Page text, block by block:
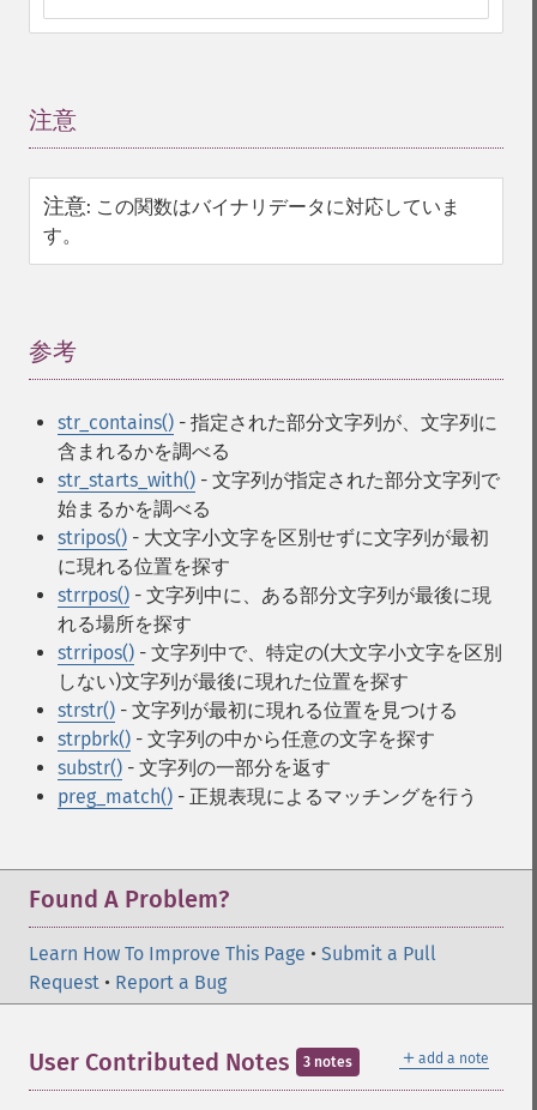
注意
注意: この関数はバイナリデータに対応していま
す。
参考
str_contains() - 指定された部分文字列が、文字列に
含まれるかを調べる
str_starts_with() - 文字列が指定された部分文字列で
始まるかを調べる
stripos() - 大文字小文字を区別せずに文字列が最初
に現れる位置を探す
strrpos() - 文字列中に、ある部分文字列が最後に現
れる場所を探す
strripos() - 文字列中で、特定の(大文字小文字を区別
しない)文字列が最後に現れた位置を探す
strstr() - 文字列が最初に現れる位置を見つける
strpbrk() - 文字列の中から任意の文字を探す
substr() - 文字列の一部分を返す
preg_match() - 正規表現によるマッチングを行う
Found A Problem?
Learn How To Improve This Page • Submit a Pull
Request • Report a Bug
＋ add a note
User Contributed Notes 3 notes